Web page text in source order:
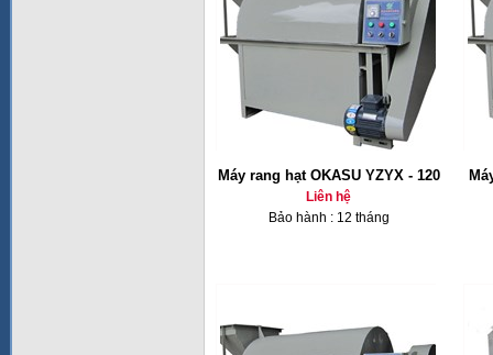
Máy rang hạt OKASU YZYX - 120
Liên hệ
Bảo hành : 12 tháng